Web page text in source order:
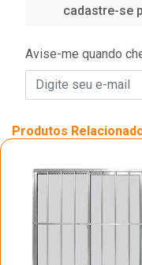
cadastre-se
Avise-me quando
Produtos